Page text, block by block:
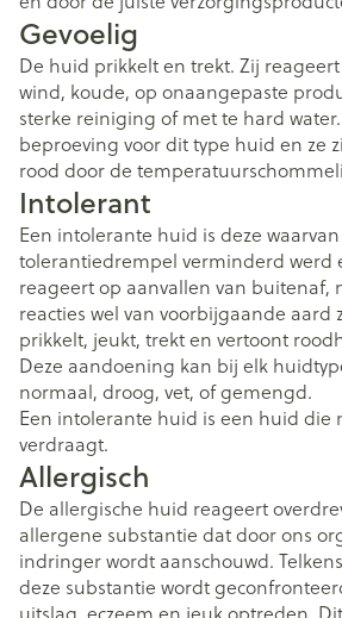
Gevoelig
De huid prikkelt en trekt. Zij
wind, koude, op onaangepaste
sterke reiniging of met te hard
beproeving voor dit type huid en ze
rood door de
Intolerant
Een intolerante huid is deze
tolerantiedrempel verminderd werd
reageert op aanvallen van buitenaf,
reacties wel van voorbijgaande aard
prikkelt, jeukt, trekt en vertoont
Deze aandoening kan bij elk
normaal, droog, vet, of gemengd.
Een intolerante huid is een huid die
verdraagt.
Allergisch
De allergische huid reageert
allergene substantie dat door ons
indringer wordt aanschouwd.
deze substantie wordt